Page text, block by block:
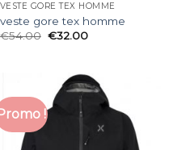
VESTE GORE TEX HOMME
veste gore tex homme
€54.00 €32.00
!